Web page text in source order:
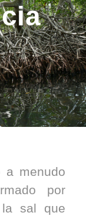
a menudo
por
la sal que